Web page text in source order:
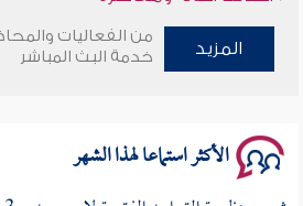
وأمنهم من خوف 9
المزيد
من الفعاليات
خدمة البث المباشر
الأكثر استماعا لهذا الشهر